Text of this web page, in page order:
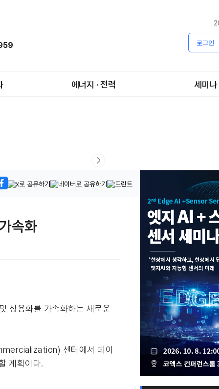
로그인
에너지 · 전력 세미나
속화
상용화를 가속화하는 새로운
센터에서 데이
계획이다.